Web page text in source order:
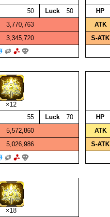
50 Luck
50
3,770,763
3,345,720
HP
ATK
S‑ATK
×12
55 Luck
70
5,572,860
5,026,986
HP
ATK
S‑ATK
×18